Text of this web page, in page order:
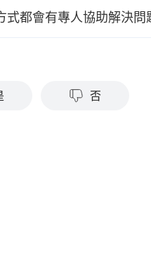
式都會有專人協助解決
否